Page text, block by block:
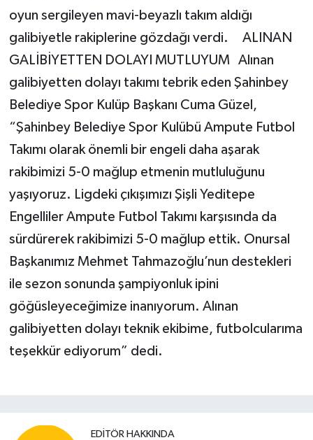
oyun sergileyen mavi-beyazlı takım aldığı
galibiyetle rakiplerine gözdağı verdi. ALINAN
GALİBİYETTEN DOLAYI MUTLUYUM Alınan
galibiyetten dolayı takımı tebrik eden Şahinbey
Belediye Spor Kulüp Başkanı Cuma Güzel,
“Şahinbey Belediye Spor Kulübü Ampute Futbol
Takımı olarak önemli bir engeli daha aşarak
rakibimizi 5-0 mağlup etmenin mutluluğunu
yaşıyoruz. Ligdeki çıkışımızı Şişli Yeditepe
Engelliler Ampute Futbol Takımı karşısında da
sürdürerek rakibimizi 5-0 mağlup ettik. Onursal
Başkanımız Mehmet Tahmazoğlu’nun destekleri
ile sezon sonunda şampiyonluk ipini
göğüsleyeceğimize inanıyorum. Alınan
galibiyetten dolayı teknik ekibime, futbolcularıma
teşekkür ediyorum” dedi.
EDITÖR HAKKINDA